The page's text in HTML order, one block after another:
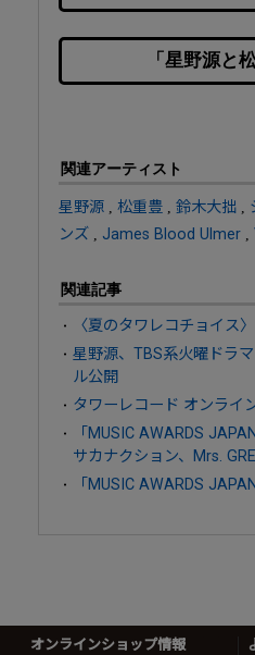
「星野源と
関連アーティスト
星野源 松重豊 鈴木大拙
ンズ
James Blood Ulmer
関連記事
〈夏のタワレコチョイス
星野源、TBS系火曜ドラ
ル公開
タワーレコード オンライ
「MUSIC AWARDS
サカナクション、Mrs.
「MUSIC AWARDS
オンラインショップ情報